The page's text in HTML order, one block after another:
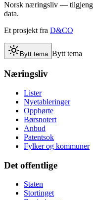
Norsk næringsliv —
data.
Et prosjekt fra D&CO
Bytt tema Bytt tema
Næringsliv
Lister
Nyetableringer
Opphørte
Børsnotert
Anbud
Patentsok
Fylker og kommuner
Det offentlige
Staten
Stortinget